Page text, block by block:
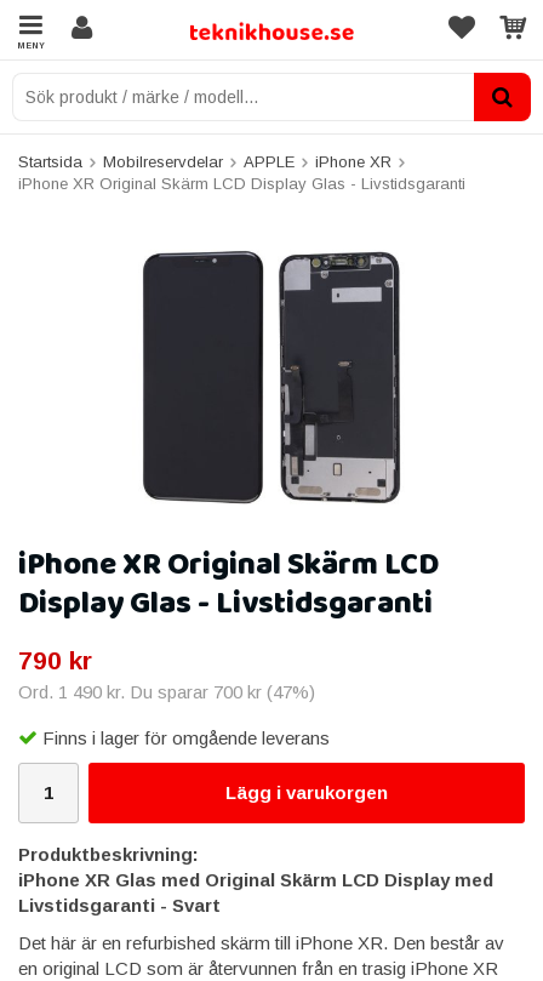
MENY
Startsida Mobilreservdelar APPLE
iPhone XR
iPhone XR Original Skärm LCD Display Glas - Livstidsgaranti
iPhone XR Original Skärm LCD
Display Glas - Livstidsgaranti
790 kr
Ord. 1 490 kr. Du sparar 700 kr (47%)
Finns i lager för omgående leverans
Lägg i varukorgen
Produktbeskrivning:
iPhone XR Glas med Original Skärm LCD Display med
Livstidsgaranti - Svart
Det här är en refurbished skärm till iPhone XR. Den består av
en original LCD som är återvunnen från en trasig iPhone XR